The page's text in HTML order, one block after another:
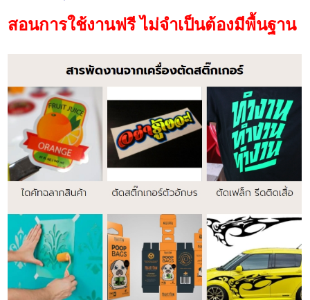
สอนการใช้งานฟรี ไม่จำเป็นต้องมีพื้นฐาน